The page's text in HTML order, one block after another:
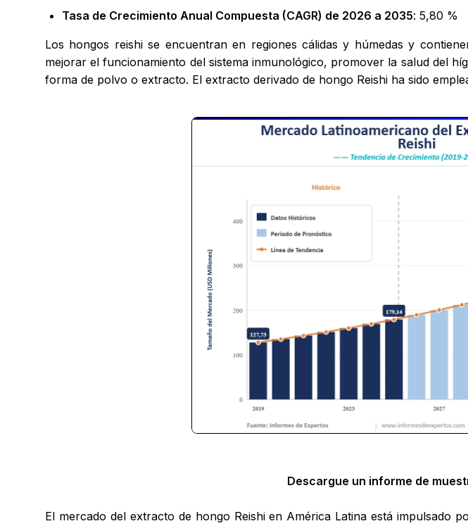
Tasa de Crecimiento Anual Compuesta (CAGR) de 2026 a 2035: 5,80 %
Los hongos reishi se encuentran en regiones cálidas y húmedas y
mejorar el funcionamiento del sistema inmunológico, promover la salud del
forma de polvo o extracto. El extracto derivado de hongo Reishi ha sido
Descargue un informe de
El mercado del extracto de hongo Reishi en América Latina está